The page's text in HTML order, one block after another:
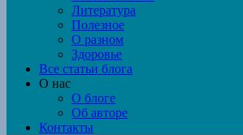
Литература
Полезное
О разном
Здоровье
Все статьи блога
О нас
О блоге
Об авторе
Контакты